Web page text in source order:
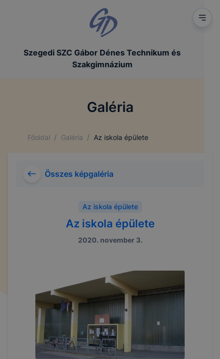
Szegedi SZC Gábor Dénes Technikum és
Szakgimnázium
Galéria
Főoldal / Galéria / Az iskola épülete
Összes képgaléria
Az iskola épülete
Az iskola épülete
2020. november 3.